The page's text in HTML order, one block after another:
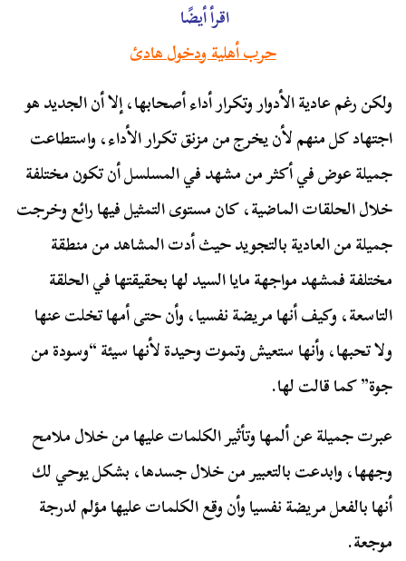
اقرأ أيضًا
حرب أهلية ودخول هادئ
ولكن رغم عادية الأدوار وتكرار أداء أصحابها، إلا أن الجديد هو
اجتهاد كل منهم لأن يخرج من مزنق تكرار الأداء، واستطاعت
جميلة عوض في أكثر من مشهد في المسلسل أن تكون مختلفة
خلال الحلقات الماضية، كان مستوى التمثيل فيها رائع وخرجت
جميلة من العادية بالتجويد حيث أدت المشاهد من منطقة
مختلفة فمشهد مواجهة مايا السيد لها بحقيقتها في الحلقة
التاسعة، وكيف أنها مريضة نفسيا، وأن حتى أمها تخلت عنها
ولا تحبها، وأنها ستعيش وتموت وحيدة لأنها سيئة “وسودة من
جوة” كما قالت لها.
عبرت جميلة عن ألمها وتأثير الكلمات عليها من خلال ملامح
وجهها، وابدعت بالتعبير من خلال جسدها، بشكل يوحي لك
أنها بالفعل مريضة نفسيا وأن وقع الكلمات عليها مؤلم لدرجة
موجعة.